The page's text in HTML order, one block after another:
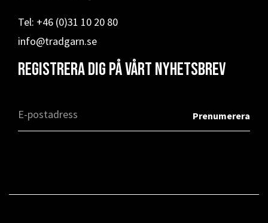
Tel: +46 (0)31 10 20 80
info@tradgarn.se
Registrera dig på vårt nyhetsbrev